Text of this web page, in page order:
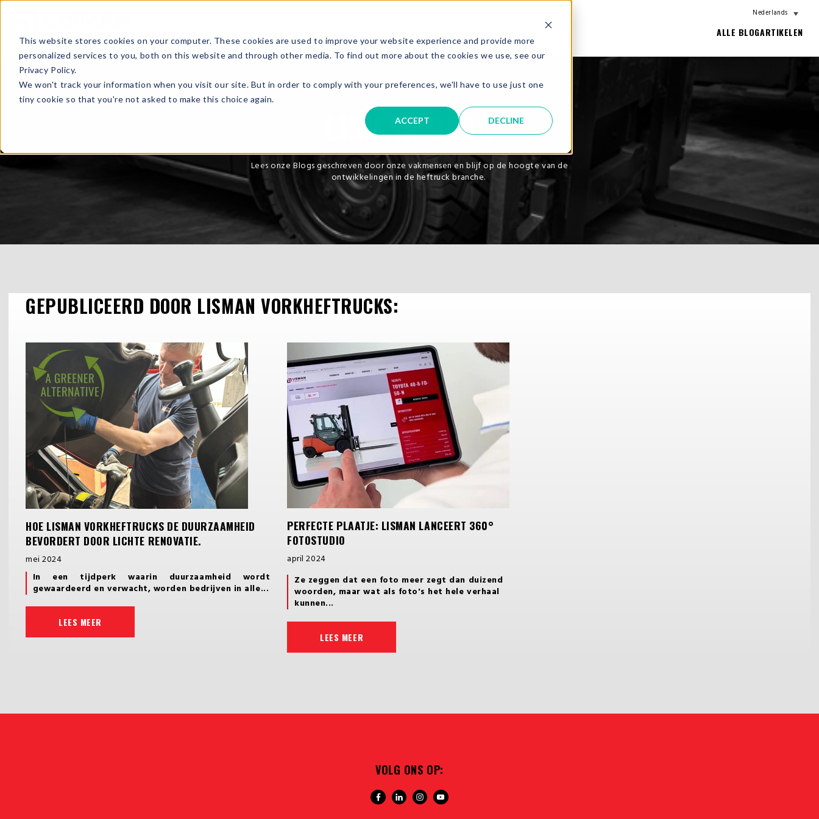
This website stores cookies on your computer. These cookies are used to improve your website experience and provide more
personalized services to you, both on this website and through other media. To find out more about the cookies we use, see our
Privacy Policy.
We won't track your information when you visit our site. But in order to comply with your preferences, we'll have to use just one
tiny cookie so that you're not asked to make this choice again.
ACCEPT DECLINE
Nederlands
ALLE BLOGARTIKELEN
LISMAN BLOG
Lees onze Blogs geschreven door onze vakmensen en blijf op de hoogte van de
ontwikkelingen in de heftruck branche.
GEPUBLICEERD DOOR LISMAN VORKHEFTRUCKS:
HOE LISMAN VORKHEFTRUCKS DE DUURZAAMHEID
BEVORDERT DOOR LICHTE RENOVATIE.
mei 2024
In een tijdperk waarin duurzaamheid wordt
gewaardeerd en verwacht, worden bedrijven in alle...
LEES MEER
PERFECTE PLAATJE: LISMAN LANCEERT 360°
FOTOSTUDIO
april 2024
Ze zeggen dat een foto meer zegt dan duizend
woorden, maar wat als foto's het hele verhaal
kunnen...
LEES MEER
VOLG ONS OP: